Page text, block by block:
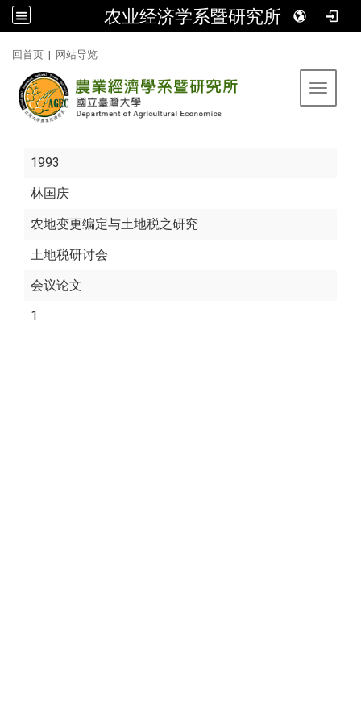
农业经济学系暨研究所
回首页 | 网站导览
Toggle
1993
林国庆
农地变更编定与土地税之研究
土地税研讨会
会议论文
1